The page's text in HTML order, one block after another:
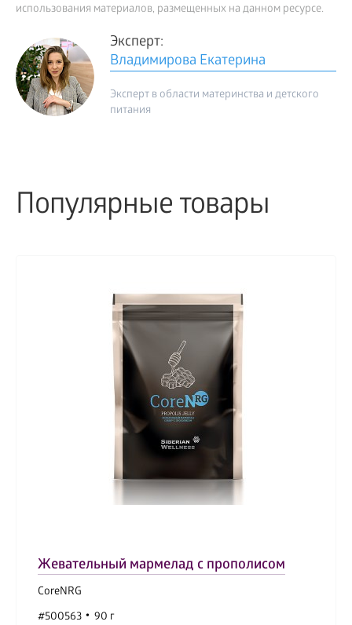
использования материалов, размещенных на данном ресурсе.
Эксперт:
Владимирова Екатерина
Эксперт в области материнства и детского
питания
Популярные товары
Жевательный мармелад с прополисом
CoreNRG
#500563
90 г